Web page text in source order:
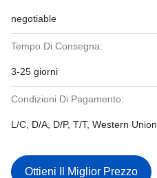
negotiable
Tempo Di Consegna:
3-25 giorni
Condizioni Di Pagamento:
L/C, D/A, D/P, T/T, Western Union,
Ottieni Il Miglior Prezzo